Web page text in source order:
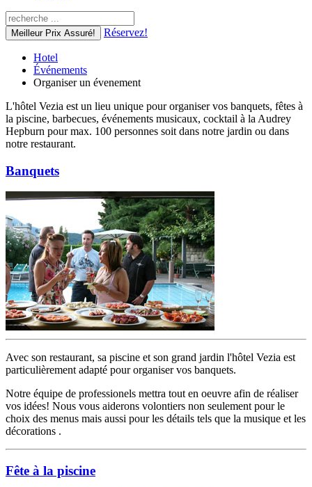
Meilleur Prix Assuré! Réservez!
Hotel
Événements
Organiser un évenement
L'hôtel Vezia est un lieu unique pour organiser vos banquets, fêtes à
la piscine, barbecues, événements musicaux, cocktail à la Audrey
Hepburn pour max. 100 personnes soit dans notre jardin ou dans
notre restaurant.
Banquets
Avec son restaurant, sa piscine et son grand jardin l'hôtel Vezia est
particulièrement adapté pour organiser vos banquets.
Notre équipe de professionels mettra tout en oeuvre afin de réaliser
vos idées! Nous vous aiderons volontiers non seulement pour le
choix des menus mais aussi pour les détails tels que la musique et les
décorations .
Fête à la piscine